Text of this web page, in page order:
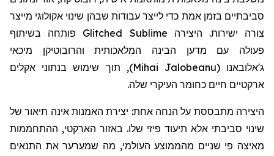
סביבתיים בזמן אמת כדי לייצר עבודות שבהן שינוי אקולוגי מייצר
צורה ישירות. היצירה Glitched Sublime פותחה בשיתוף
פעולה עם מדען הבינה המלאכותית והרובוטיקן
מיכאי
ג'אלובאנו (
Mihai Jalobeanu
), תוך שימוש בנתוני אקלים
ארקטיים חיים כחומר העיקרי שלה.
היצירה מתבססת על הנחה אחת: יצירת האמנות אינה תיאור של
שינוי סביבתי אלא תיעוד פיזי שלו. באזור הארקטי, ההתחממות
מאיצה פי שניים מהממוצע העולמי, מה שמערער את התנאים